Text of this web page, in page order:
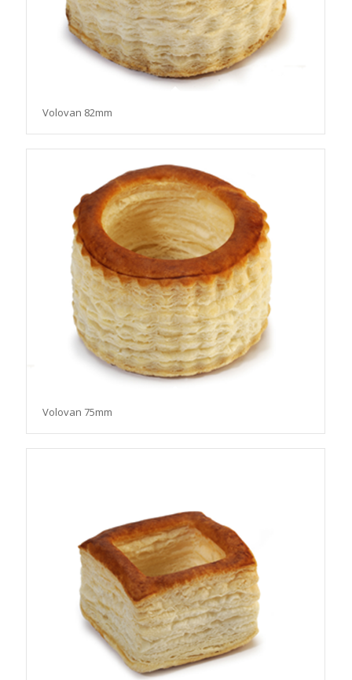
Volovan 82mm
Volovan 75mm